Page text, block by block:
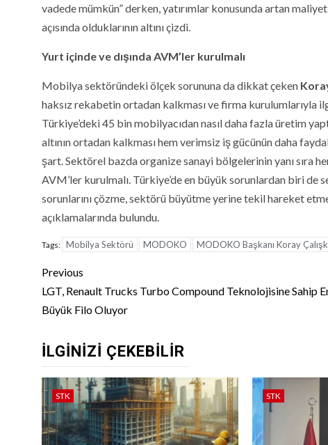
vadede mümkün” derken, yatırımlar konusunda artan
açısında olduklarının altını çizdi.
Yurt içinde ve dışında AVM’ler kurulmalı
Mobilya sektöründeki ölçek sorununa da dikkat çeken
haksız rekabetin ortadan kalkması ve firma kurulumlarıyla
Türkiye’deki 45 bin mobilyacıdan nasıl daha fazla üretim
altının ortadan kalkması hem verimsiz iş gücünün daha
şart. Sektörel bazda organize sanayi bölgelerinin yanı sıra
AVM’ler kurulmalı. Türkiye’de en büyük sorunlardan biri
sorunlarını çözme, sektörü büyütme yerine tekil hareket
açıklamalarında bulundu.
Tags: Mobilya Sektörü MODOKO MODOKO Başkanı Koray
Continue
Reading
Previous
LGT, Renault Trucks Turbo Compound Teknolojisine Sahip
Büyük Filo Oluyor
İLGINIZI ÇEKEBILIR
STK STK